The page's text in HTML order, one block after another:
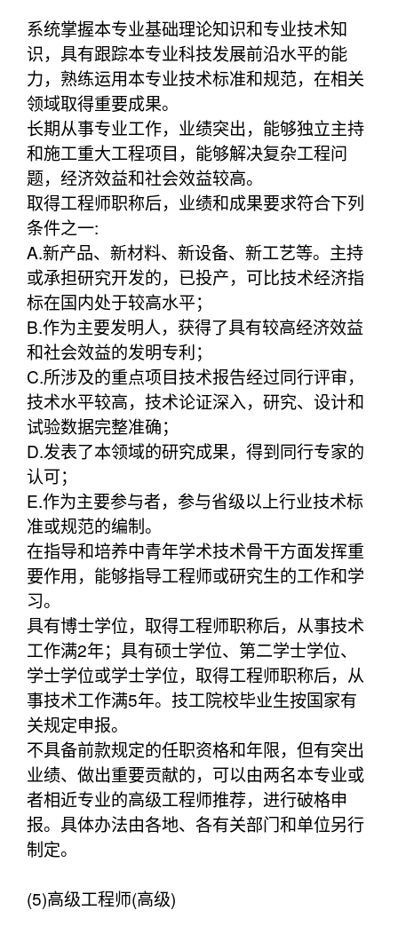
系统掌握本专业基础理论知识和专业技术知
识，具有跟踪本专业科技发展前沿水平的能
力，熟练运用本专业技术标准和规范，在相关
领域取得重要成果。
长期从事专业工作，业绩突出，能够独立主持
和施工重大工程项目，能够解决复杂工程问
题，经济效益和社会效益较高。
取得工程师职称后，业绩和成果要求符合下列
条件之一:
A.新产品、新材料、新设备、新工艺等。主持
或承担研究开发的，已投产，可比技术经济指
标在国内处于较高水平；
B.作为主要发明人，获得了具有较高经济效益
和社会效益的发明专利；
C.所涉及的重点项目技术报告经过同行评审，
技术水平较高，技术论证深入，研究、设计和
试验数据完整准确；
D.发表了本领域的研究成果，得到同行专家的
认可；
E.作为主要参与者，参与省级以上行业技术标
准或规范的编制。
在指导和培养中青年学术技术骨干方面发挥重
要作用，能够指导工程师或研究生的工作和学
习。
具有博士学位，取得工程师职称后，从事技术
工作满2年；具有硕士学位、第二学士学位、
学士学位或学士学位，取得工程师职称后，从
事技术工作满5年。技工院校毕业生按国家有
关规定申报。
不具备前款规定的任职资格和年限，但有突出
业绩、做出重要贡献的，可以由两名本专业或
者相近专业的高级工程师推荐，进行破格申
报。具体办法由各地、各有关部门和单位另行
制定。
(5)高级工程师(高级)